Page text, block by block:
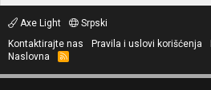
Axe Light
Srpski
Kontaktirajte nas
Pravila i uslovi korišćenja
Naslovna
R
S